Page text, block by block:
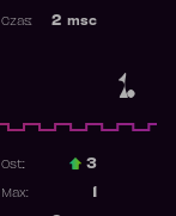
1.
2 msc
Czas:
Ost.: 3
Max: